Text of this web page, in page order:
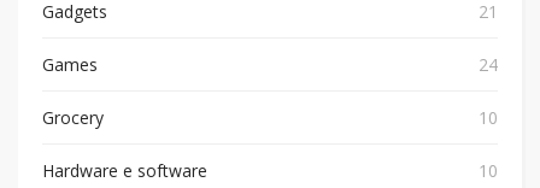
Gadgets 21
Games 24
Grocery 10
Hardware e software 10